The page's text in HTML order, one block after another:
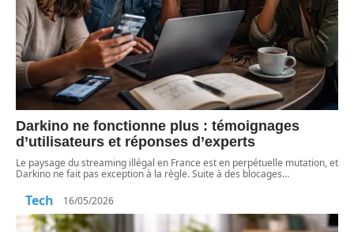
Darkino ne fonctionne plus : témoignages
d’utilisateurs et réponses d’experts
Le paysage du streaming illégal en France est en perpétuelle mutation, et
Darkino ne fait pas exception à la règle. Suite à des blocages…
Tech 16/05/2026